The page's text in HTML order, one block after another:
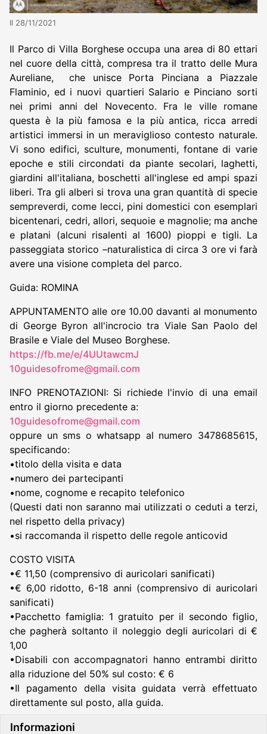
Il 28/11/2021
Il Parco di Villa Borghese occupa una area di 80 ettari
nel cuore della città, compresa tra il tratto delle Mura
Aureliane, che unisce Porta Pinciana a Piazzale
Flaminio, ed i nuovi quartieri Salario e Pinciano sorti
nei primi anni del Novecento. Fra le ville romane
questa è la più famosa e la più antica, ricca arredi
artistici immersi in un meraviglioso contesto naturale.
Vi sono edifici, sculture, monumenti, fontane di varie
epoche e stili circondati da piante secolari, laghetti,
giardini all'italiana, boschetti all'inglese ed ampi spazi
liberi. Tra gli alberi si trova una gran quantità di specie
sempreverdi, come lecci, pini domestici con esemplari
bicentenari, cedri, allori, sequoie e magnolie; ma anche
e platani (alcuni risalenti al 1600) pioppi e tigli. La
passeggiata storico –naturalistica di circa 3 ore vi farà
avere una visione completa del parco.
Guida: ROMINA
APPUNTAMENTO alle ore 10.00 davanti al monumento
di George Byron all'incrocio tra Viale San Paolo del
Brasile e Viale del Museo Borghese.
https://fb.me/e/4UUtawcmJ
10guidesofrome@gmail.com
INFO PRENOTAZIONI: Si richiede l'invio di una email
entro il giorno precedente a:
10guidesofrome@gmail.com
oppure un sms o whatsapp al numero 3478685615,
specificando:
•titolo della visita e data
•numero dei partecipanti
•nome, cognome e recapito telefonico
(Questi dati non saranno mai utilizzati o ceduti a terzi,
nel rispetto della privacy)
•si raccomanda il rispetto delle regole anticovid
COSTO VISITA
•€ 11,50 (comprensivo di auricolari sanificati)
•€ 6,00 ridotto, 6-18 anni (comprensivo di auricolari
sanificati)
•Pacchetto famiglia: 1 gratuito per il secondo figlio,
che pagherà soltanto il noleggio degli auricolari di €
1,00
•Disabili con accompagnatori hanno entrambi diritto
alla riduzione del 50% sul costo: € 6
•Il pagamento della visita guidata verrà effettuato
direttamente sul posto, alla guida.
Informazioni